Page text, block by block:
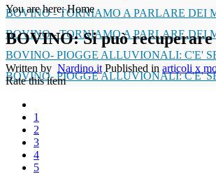
BOVINO - TORNIAMO A PARLARE DEI
BOVINO - TORNIAMO A PARLARE DEI
BOVINO- PIOGGE ALLUVIONALI: C'E'
BOVINO- PIOGGE ALLUVIONALI: C'E'
You are here:Home
BOVINO: Si può recuperare
Written by Nardino.it Published in articoli x
Rate this item
1
2
3
4
5